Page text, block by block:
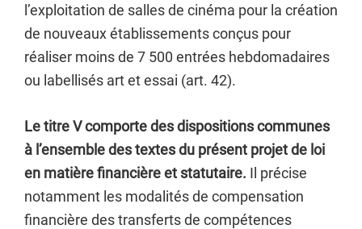
l’exploitation de salles de cinéma pour la création
de nouveaux établissements conçus pour
réaliser moins de 7 500 entrées hebdomadaires
ou labellisés art et essai (art. 42).
Le titre V comporte des dispositions communes
à l’ensemble des textes du présent projet de loi
en matière financièreet statutaire. Il précise
notamment les modalités de compensation
financière des transferts de compétences